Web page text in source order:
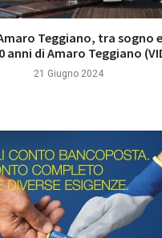
Teggiano, tra sogno
anni di Amaro Teggiano
21 Giugno 2024